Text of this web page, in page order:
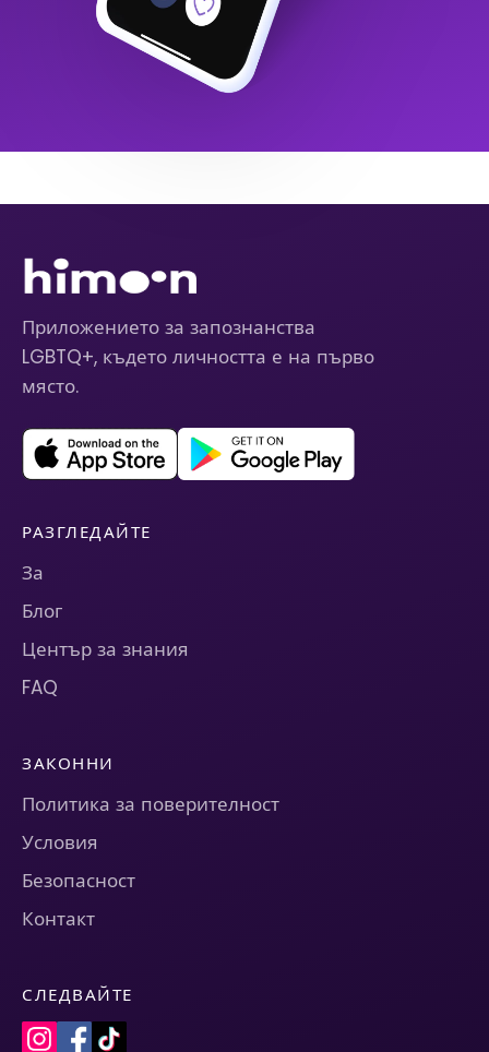
Приложението за запознанства
LGBTQ+, където личността е на първо
място.
РАЗГЛЕДАЙТЕ
За
Блог
Център за знания
FAQ
ЗАКОННИ
Политика за поверителност
Условия
Безопасност
Контакт
СЛЕДВАЙТЕ